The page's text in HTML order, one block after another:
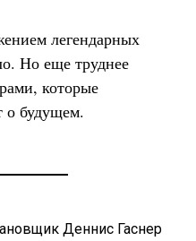
легендарных
Но еще труднее
которые
о будущем.
Деннис Гаснер